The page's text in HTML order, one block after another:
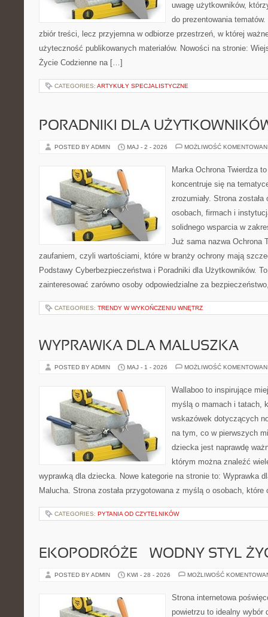
uwagę użytkowników,
do prezentowania
zbiór treści, lecz przyjemna w odbiorze przestrzeń, w której
użyteczność publikowanych materiałów. Nowości na stronie:
Życie Codzienne na […]
CATEGORIES: ARTYKUŁY SPECJALISTYCZNE
PORADNIKI DLA
POSTED BY ADMIN MAJ - 2 - 2026 MOŻLIWOŚĆ
Marka Ochrona Twierdza
koncentruje się na
zrozumiały. Strona
osobach, firmach i
solidnego wsparcia w
Już sama nazwa Ochrona
zaufaniem, czyli wartościami, które w branży ochrony mają
Podstawy Cyberbezpieczeństwa i Poradniki dla Użytkowników.
zainteresować zarówno osoby odpowiedzialne za
CATEGORIES: TRENDY W WYKOŃCZENIU WNĘTRZ
WYPRAWKA DLA MALUSZKA
POSTED BY ADMIN MAJ - 1 - 2026 MOŻLIWOŚĆ
Wallaboo to inspirujące
myślą o mamach i tatach,
wskazówek dotyczących
na tym, co w pierwszych
dziecka jest naprawdę
którym można znaleźć
wyprawką dla dziecka. Nowe kategorie na stronie to: Wyprawka
Malucha. Strona została przygotowana z myślą o osobach,
CATEGORIES: PYTANIA OD CZYTELNIKÓW
EKOPODRÓŻE – WODNY STYL
POSTED BY ADMIN KWI - 28 - 2026 MOŻLIWOŚĆ
Strona internetowa
powietrzu to idealny wybór